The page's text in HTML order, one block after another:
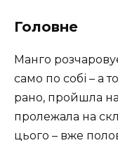
Головне
Манго
само по собі – а
рано, пройшла
пролежала на
цього – вже